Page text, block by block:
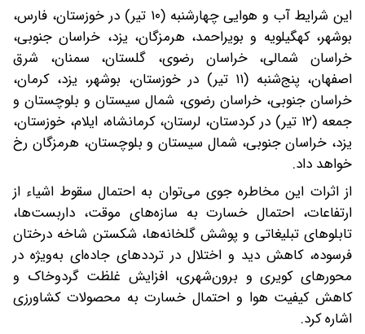
این شرایط آب و هوایی چهارشنبه (۱۰ تیر) در خوزستان، فارس،
بوشهر، کهگیلویه و بویراحمد، هرمزگان، یزد، خراسان جنوبی،
خراسان شمالی، خراسان رضوی، گلستان، سمنان، شرق
اصفهان، پنج‌شنبه (۱۱ تیر) در خوزستان، بوشهر، یزد، کرمان،
خراسان جنوبی، خراسان رضوی، شمال سیستان و بلوچستان و
جمعه (۱۲ تیر) در کردستان، لرستان، کرمانشاه، ایلام، خوزستان،
یزد، خراسان جنوبی، شمال سیستان و بلوچستان، هرمزگان رخ
خواهد داد.
از اثرات این مخاطره جوی می‌توان به احتمال سقوط اشیاء از
ارتفاعات، احتمال خسارت به سازه‌های موقت، داربست‌ها،
تابلوهای تبلیغاتی و پوشش گلخانه‌ها، شکستن شاخه درختان
فرسوده، کاهش دید و اختلال در ترددهای جاده‌ای به‌ویژه در
محورهای کویری و برون‌شهری، افزایش غلظت گردوخاک و
کاهش کیفیت هوا و احتمال خسارت به محصولات کشاورزی
اشاره کرد.